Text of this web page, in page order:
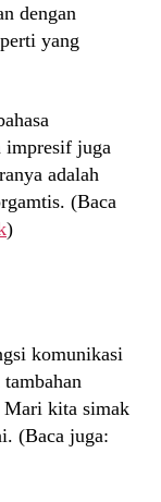
dengan
yang
impresif juga
adalah
(Baca
)
komunikasi
Mari kita simak
(Baca juga: